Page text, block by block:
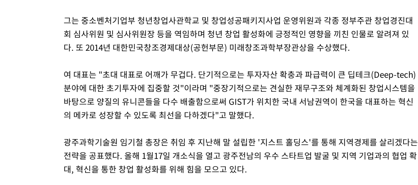
그는 중소벤처기업부 청년창업사관학교 및 창업성공패키지사업 운영위원과 각종 정부주관 창업경진대
회 심사위원 및 심사위원장 등을 역임하며 청년 창업 활성화에 긍정적인 영향을 끼친 인물로 알려져 있
다. 또 2014년 대한민국창조경제대상(공헌부문) 미래창조과학부장관상을 수상했다.
여 대표는 "초대 대표로 어깨가 무겁다. 단기적으로는 투자자산 확충과 파급력이 큰 딥테크(Deep-tech)
분야에 대한 초기투자에 집중할 것"이라며 "중장기적으로는 견실한 재무구조와 체계화된 창업시스템을
바탕으로 양질의 유니콘들을 다수 배출함으로써 GIST가 위치한 국내 서남권역이 한국을 대표하는 혁신
의 메카로 성장할 수 있도록 최선을 다하겠다"고 말했다.
광주과학기술원 임기철 총장은 취임 후 지난해 말 설립한 '지스트 홀딩스'를 통해 지역경제를 살리겠다는
전략을 공표했다. 올해 1월17일 개소식을 열고 광주전남의 우수 스타트업 발굴 및 지역 기업과의 협업 확
대, 혁신을 통한 창업 활성화를 위해 힘을 모으고 있다.